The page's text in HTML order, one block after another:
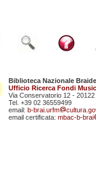
Biblioteca Nazionale
Ufficio Ricerca Fondi
Via Conservatorio 12 - 20122
Tel. +39 02 36559499
email: b-brai.urfm
email certificata: mbac-b-brai